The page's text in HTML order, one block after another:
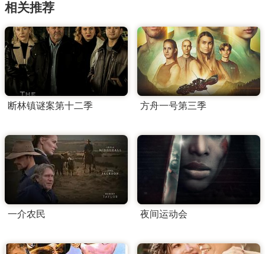
相关推荐
断林镇谜案第十二季 方舟一号第三季
一介农民 夜间运动会